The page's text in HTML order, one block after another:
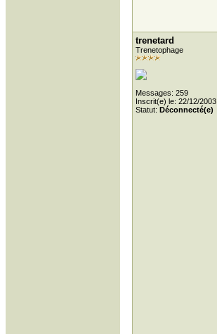
trenetard
Trenetophage
Messages: 259
Inscrit(e) le: 22/12/2003
Statut: Déconnecté(e)